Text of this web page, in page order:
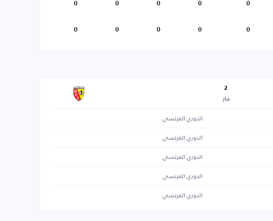
0
0
0
0
0
0
0
0
0
0
2
فاز
الدوري الفرنسي
الدوري الفرنسي
الدوري الفرنسي
الدوري الفرنسي
الدوري الفرنسي